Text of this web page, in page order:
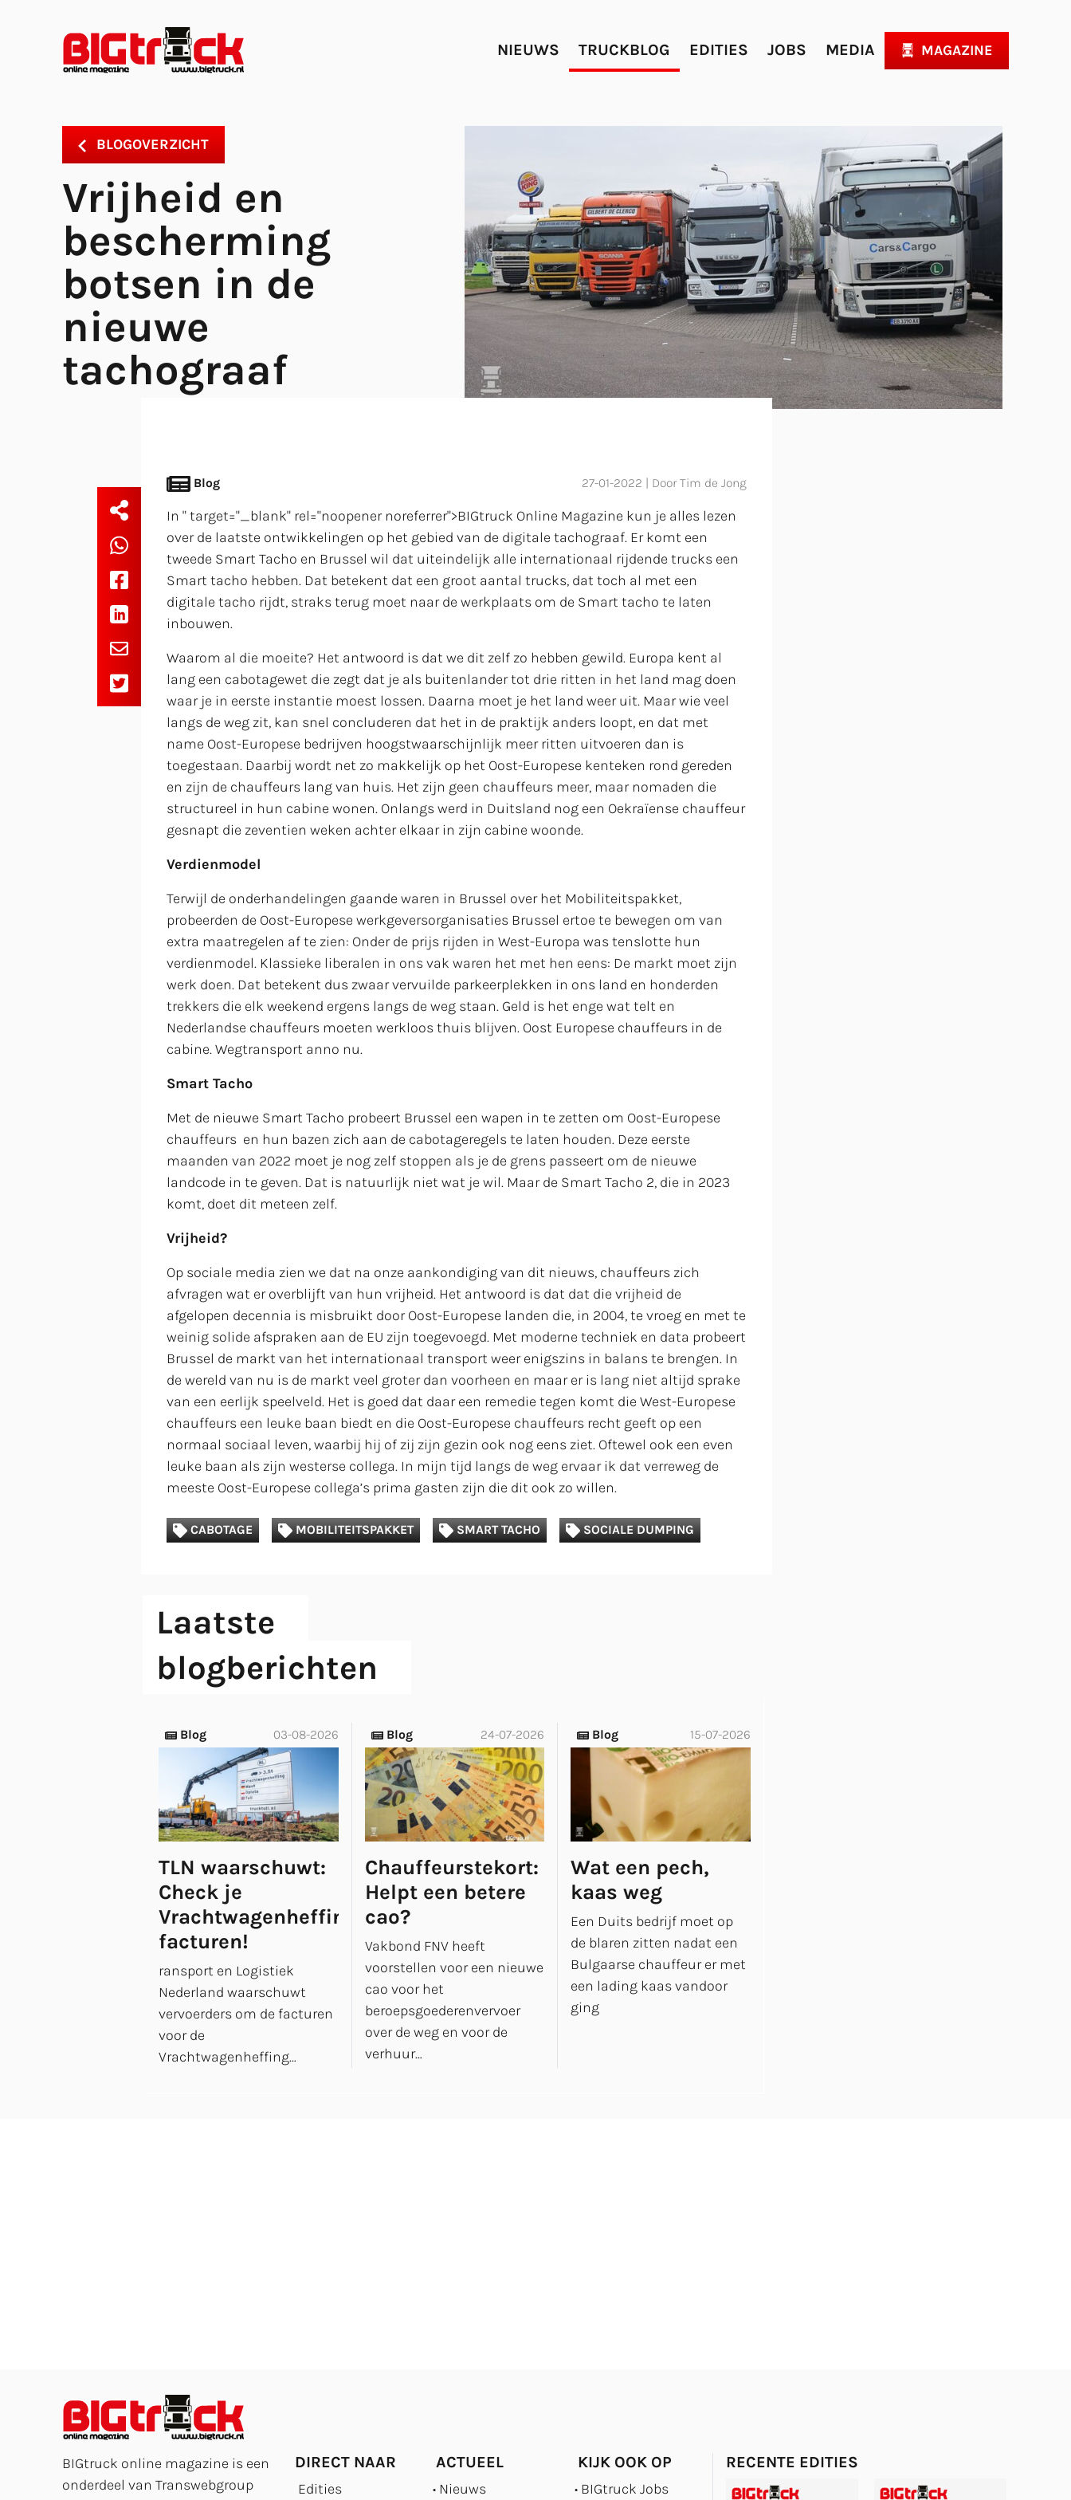
NIEUWS TRUCKBLOG EDITIES JOBS MEDIA MAGAZINE
BLOGOVERZICHT
Vrijheid en
bescherming
botsen in de
nieuwe
tachograaf
Blog 27-01-2022 | Door Tim de Jong
In " target="_blank" rel="noopener noreferrer">BIGtruck Online Magazine kun je alles lezen
over de laatste ontwikkelingen op het gebied van de digitale tachograaf. Er komt een
tweede Smart Tacho en Brussel wil dat uiteindelijk alle internationaal rijdende trucks een
Smart tacho hebben. Dat betekent dat een groot aantal trucks, dat toch al met een
digitale tacho rijdt, straks terug moet naar de werkplaats om de Smart tacho te laten
inbouwen.
Waarom al die moeite? Het antwoord is dat we dit zelf zo hebben gewild. Europa kent al
lang een cabotagewet die zegt dat je als buitenlander tot drie ritten in het land mag doen
waar je in eerste instantie moest lossen. Daarna moet je het land weer uit. Maar wie veel
langs de weg zit, kan snel concluderen dat het in de praktijk anders loopt, en dat met
name Oost-Europese bedrijven hoogstwaarschijnlijk meer ritten uitvoeren dan is
toegestaan. Daarbij wordt net zo makkelijk op het Oost-Europese kenteken rond gereden
en zijn de chauffeurs lang van huis. Het zijn geen chauffeurs meer, maar nomaden die
structureel in hun cabine wonen. Onlangs werd in Duitsland nog een Oekraïense chauffeur
gesnapt die zeventien weken achter elkaar in zijn cabine woonde.
Verdienmodel
Terwijl de onderhandelingen gaande waren in Brussel over het Mobiliteitspakket,
probeerden de Oost-Europese werkgeversorganisaties Brussel ertoe te bewegen om van
extra maatregelen af te zien: Onder de prijs rijden in West-Europa was tenslotte hun
verdienmodel. Klassieke liberalen in ons vak waren het met hen eens: De markt moet zijn
werk doen. Dat betekent dus zwaar vervuilde parkeerplekken in ons land en honderden
trekkers die elk weekend ergens langs de weg staan. Geld is het enge wat telt en
Nederlandse chauffeurs moeten werkloos thuis blijven. Oost Europese chauffeurs in de
cabine. Wegtransport anno nu.
Smart Tacho
Met de nieuwe Smart Tacho probeert Brussel een wapen in te zetten om Oost-Europese
chauffeurs en hun bazen zich aan de cabotageregels te laten houden. Deze eerste
maanden van 2022 moet je nog zelf stoppen als je de grens passeert om de nieuwe
landcode in te geven. Dat is natuurlijk niet wat je wil. Maar de Smart Tacho 2, die in 2023
komt, doet dit meteen zelf.
Vrijheid?
Op sociale media zien we dat na onze aankondiging van dit nieuws, chauffeurs zich
afvragen wat er overblijft van hun vrijheid. Het antwoord is dat dat die vrijheid de
afgelopen decennia is misbruikt door Oost-Europese landen die, in 2004, te vroeg en met te
weinig solide afspraken aan de EU zijn toegevoegd. Met moderne techniek en data probeert
Brussel de markt van het internationaal transport weer enigszins in balans te brengen. In
de wereld van nu is de markt veel groter dan voorheen en maar er is lang niet altijd sprake
van een eerlijk speelveld. Het is goed dat daar een remedie tegen komt die West-Europese
chauffeurs een leuke baan biedt en die Oost-Europese chauffeurs recht geeft op een
normaal sociaal leven, waarbij hij of zij zijn gezin ook nog eens ziet. Oftewel ook een even
leuke baan als zijn westerse collega. In mijn tijd langs de weg ervaar ik dat verreweg de
meeste Oost-Europese collega’s prima gasten zijn die dit ook zo willen.
CABOTAGE MOBILITEITSPAKKET SMART TACHO SOCIALE DUMPING
Laatste
blogberichten
Blog 03-08-2026
TLN waarschuwt:
Check je
Vrachtwagenheffing
facturen!
ransport en Logistiek
Nederland waarschuwt
vervoerders om de facturen
voor de
Vrachtwagenheffing…
Blog 24-07-2026
Chauffeurstekort:
Helpt een betere
cao?
Vakbond FNV heeft
voorstellen voor een nieuwe
cao voor het
beroepsgoederenvervoer
over de weg en voor de
verhuur…
Blog 15-07-2026
Wat een pech,
kaas weg
Een Duits bedrijf moet op
de blaren zitten nadat een
Bulgaarse chauffeur er met
een lading kaas vandoor
ging
BIGtruck online magazine is een
onderdeel van Transwebgroup
DIRECT NAAR
Edities
ACTUEEL
Nieuws
KIJK OOK OP
BIGtruck Jobs
RECENTE EDITIES